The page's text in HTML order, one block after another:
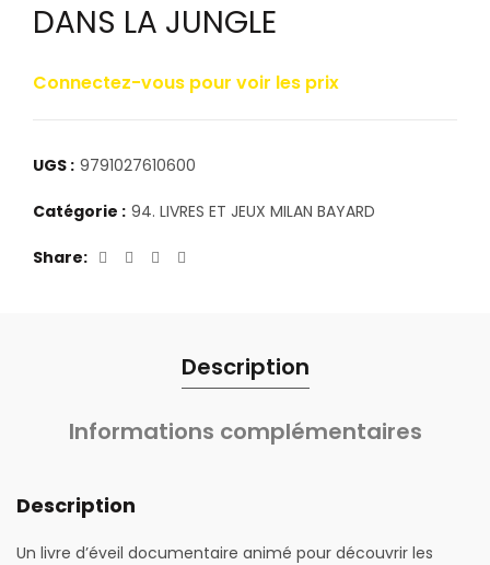
DANS LA JUNGLE
Connectez-vous pour voir les prix
UGS : 9791027610600
Catégorie : 94. LIVRES ET JEUX MILAN BAYARD
Share
Description
Informations complémentaires
Description
Un livre d’éveil documentaire animé pour découvrir les